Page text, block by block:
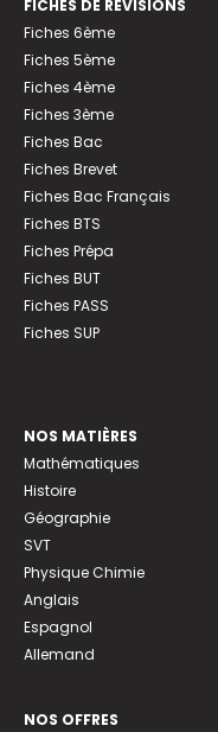
FICHES DE RÉVISIONS
Fiches 6ème
Fiches 5ème
Fiches 4ème
Fiches 3ème
Fiches Bac
Fiches Brevet
Fiches Bac Français
Fiches BTS
Fiches Prépa
Fiches BUT
Fiches PASS
Fiches SUP
NOS MATIÈRES
Mathématiques
Histoire
Géographie
SVT
Physique Chimie
Anglais
Espagnol
Allemand
NOS OFFRES